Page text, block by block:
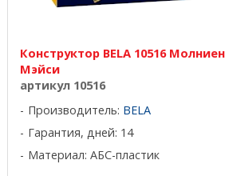
Конструктор BELA 10516
Мэйси
артикул 10516
Производитель: BELA
Гарантия, дней: 14
Материал: АБС-пластик